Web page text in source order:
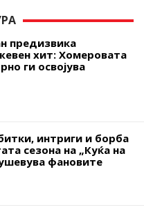
предизвика
хит: Хомеровата
ги освојува
интриги и борба
сезона на „Куќа на
фановите